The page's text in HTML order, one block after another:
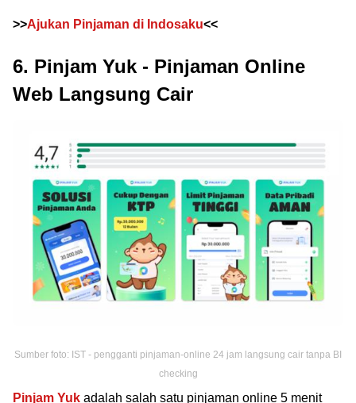
>>Ajukan Pinjaman di Indosaku<<
6. Pinjam Yuk - Pinjaman Online
Web Langsung Cair
Sumber foto: IST - pengganti pinjaman-online 24 jam langsung cair tanpa BI
checking
Pinjam Yuk adalah salah satu pinjaman online 5 menit